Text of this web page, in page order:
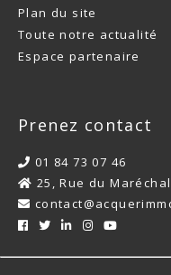
Plan du site
Toute notre actualité
Espace partenaire
Prenez contact
01 84 73 07 46
25, Rue du Maréchal